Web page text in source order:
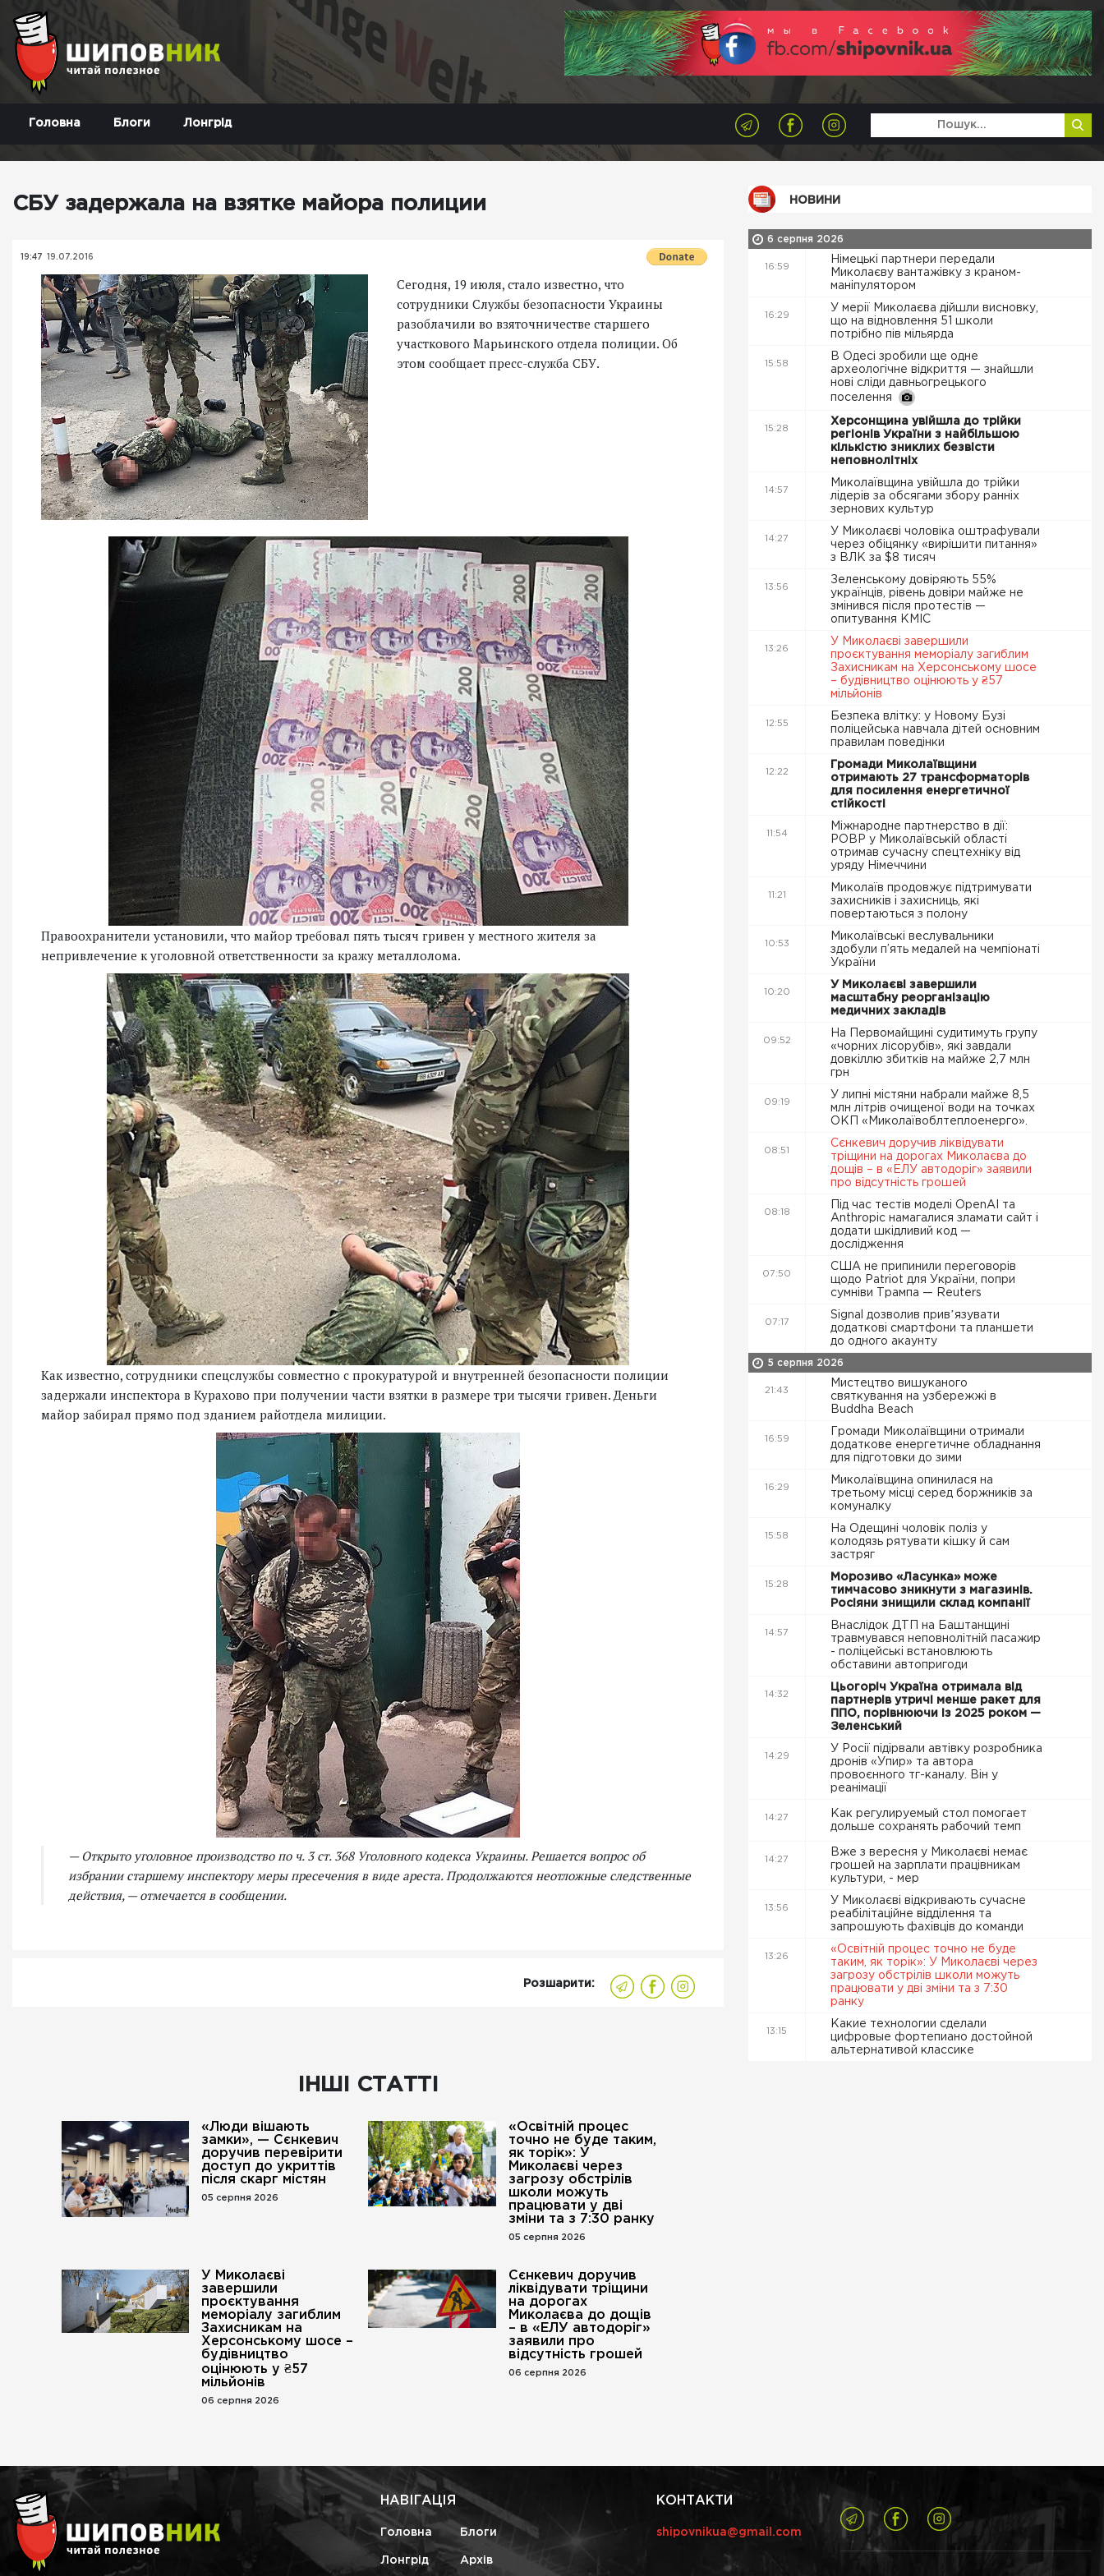
Головна Блоги Лонгрід
СБУ задержала на взятке майора полиции
19:47 19.07.2016
Сегодня, 19 июля, стало известно, что
сотрудники Службы безопасности Украины
разоблачили во взяточничестве старшего
участкового Марьинского отдела полиции. Об
этом сообщает пресс-служба СБУ.
Правоохранители установили, что майор требовал пять тысяч гривен у местного жителя за
непривлечение к уголовной ответственности за кражу металлолома.
Как известно, сотрудники спецслужбы совместно с прокуратурой и внутренней безопасности полиции
задержали инспектора в Курахово при получении части взятки в размере три тысячи гривен. Деньги
майор забирал прямо под зданием райотдела милиции.
— Открыто уголовное производство по ч. 3 ст. 368 Уголовного кодекса Украины. Решается вопрос об
избрании старшему инспектору меры пресечения в виде ареста. Продолжаются неотложные следственные
действия, — отмечается в сообщении.
Розшарити:
ІНШІ СТАТТІ
«Люди вішають
замки», — Сєнкевич
доручив перевірити
доступ до укриттів
після скарг містян
05 серпня 2026
«Освітній процес
точно не буде таким,
як торік»: У
Миколаєві через
загрозу обстрілів
школи можуть
працювати у дві
зміни та з 7:30 ранку
05 серпня 2026
У Миколаєві
завершили
проєктування
меморіалу загиблим
Захисникам на
Херсонському шосе –
будівництво
оцінюють у ₴57
мільйонів
06 серпня 2026
Сєнкевич доручив
ліквідувати тріщини
на дорогах
Миколаєва до дощів
– в «ЕЛУ автодоріг»
заявили про
відсутність грошей
06 серпня 2026
НОВИНИ
6 серпня 2026
16:59
Німецькі партнери передали
Миколаєву вантажівку з краном-
маніпулятором
16:29
У мерії Миколаєва дійшли висновку,
що на відновлення 51 школи
потрібно пів мільярда
15:58
В Одесі зробили ще одне
археологічне відкриття — знайшли
нові сліди давньогрецького
поселення
15:28
Херсонщина увійшла до трійки
регіонів України з найбільшою
кількістю зниклих безвісти
неповнолітніх
14:57
Миколаївщина увійшла до трійки
лідерів за обсягами збору ранніх
зернових культур
14:27
У Миколаєві чоловіка оштрафували
через обіцянку «вирішити питання»
з ВЛК за $8 тисяч
13:56
Зеленському довіряють 55%
українців, рівень довіри майже не
змінився після протестів —
опитування КМІС
13:26
У Миколаєві завершили
проєктування меморіалу загиблим
Захисникам на Херсонському шосе
– будівництво оцінюють у ₴57
мільйонів
12:55
Безпека влітку: у Новому Бузі
поліцейська навчала дітей основним
правилам поведінки
12:22
Громади Миколаївщини
отримають 27 трансформаторів
для посилення енергетичної
стійкості
11:54
Міжнародне партнерство в дії:
РОВР у Миколаївській області
отримав сучасну спецтехніку від
уряду Німеччини
11:21
Миколаїв продовжує підтримувати
захисників і захисниць, які
повертаються з полону
10:53
Миколаївські веслувальники
здобули п’ять медалей на чемпіонаті
України
10:20
У Миколаєві завершили
масштабну реорганізацію
медичних закладів
09:52
На Первомайщині судитимуть групу
«чорних лісорубів», які завдали
довкіллю збитків на майже 2,7 млн
грн
09:19
У липні містяни набрали майже 8,5
млн літрів очищеної води на точках
ОКП «Миколаївоблтеплоенерго».
08:51
Сєнкевич доручив ліквідувати
тріщини на дорогах Миколаєва до
дощів – в «ЕЛУ автодоріг» заявили
про відсутність грошей
08:18
Під час тестів моделі OpenAI та
Anthropic намагалися зламати сайт і
додати шкідливий код —
дослідження
07:50
США не припинили переговорів
щодо Patriot для України, попри
сумніви Трампа — Reuters
07:17
Signal дозволив привʼязувати
додаткові смартфони та планшети
до одного акаунту
5 серпня 2026
21:43
Мистецтво вишуканого
святкування на узбережжі в
Buddha Beach
16:59
Громади Миколаївщини отримали
додаткове енергетичне обладнання
для підготовки до зими
16:29
Миколаївщина опинилася на
третьому місці серед боржників за
комуналку
15:58
На Одещині чоловік поліз у
колодязь рятувати кішку й сам
застряг
15:28
Морозиво «Ласунка» може
тимчасово зникнути з магазинів.
Росіяни знищили склад компанії
14:57
Внаслідок ДТП на Баштанщині
травмувався неповнолітній пасажир
- поліцейські встановлюють
обставини автопригоди
14:32
Цьогоріч Україна отримала від
партнерів утричі менше ракет для
ППО, порівнюючи із 2025 роком —
Зеленський
14:29
У Росії підірвали автівку розробника
дронів «Упир» та автора
провоєнного тг-каналу. Він у
реанімації
14:27
Как регулируемый стол помогает
дольше сохранять рабочий темп
14:27
Вже з вересня у Миколаєві немає
грошей на зарплати працівникам
культури, - мер
13:56
У Миколаєві відкривають сучасне
реабілітаційне відділення та
запрошують фахівців до команди
13:26
«Освітній процес точно не буде
таким, як торік»: У Миколаєві через
загрозу обстрілів школи можуть
працювати у дві зміни та з 7:30
ранку
13:15
Какие технологии сделали
цифровые фортепиано достойной
альтернативой классике
НАВІГАЦІЯ
Головна Блоги
Лонгрід Архів
КОНТАКТИ
shipovnikua@gmail.com